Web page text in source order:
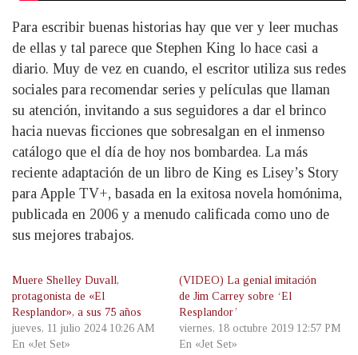
Para escribir buenas historias hay que ver y leer muchas
de ellas y tal parece que Stephen King lo hace casi a
diario. Muy de vez en cuando, el escritor utiliza sus redes
sociales para recomendar series y películas que llaman
su atención, invitando a sus seguidores a dar el brinco
hacia nuevas ficciones que sobresalgan en el inmenso
catálogo que el día de hoy nos bombardea. La más
reciente adaptación de un libro de King es Lisey’s Story
para Apple TV+, basada en la exitosa novela homónima,
publicada en 2006 y a menudo calificada como uno de
sus mejores trabajos.
Muere Shelley Duvall,
protagonista de «El
Resplandor», a sus 75 años
jueves, 11 julio 2024 10:26 AM
En «Jet Set»
(VIDEO) La genial imitación
de Jim Carrey sobre ‘El
Resplandor’
viernes, 18 octubre 2019 12:57 PM
En «Jet Set»